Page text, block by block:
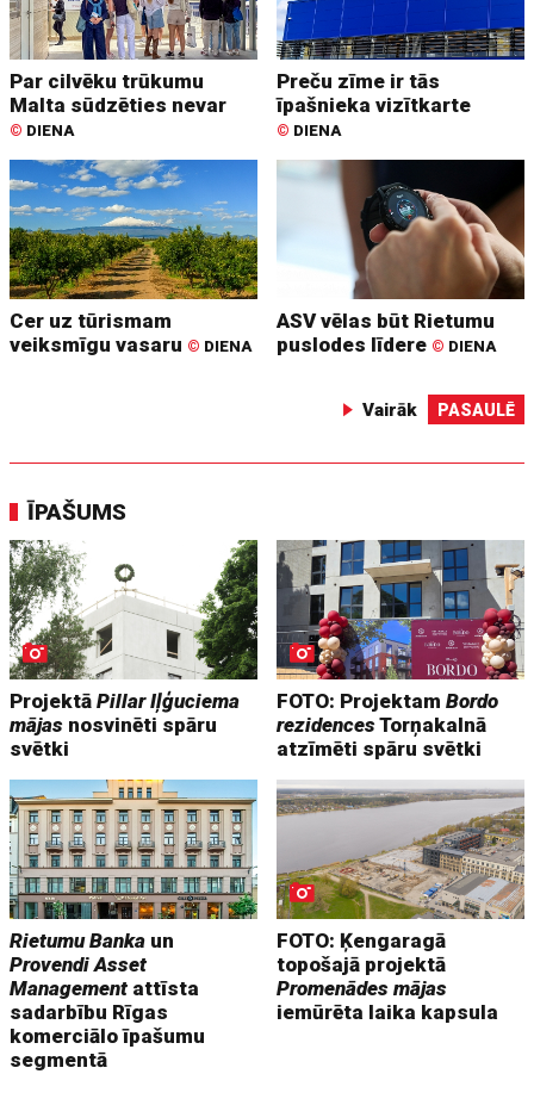
Par cilvēku trūkumu
Malta sūdzēties nevar
© DIENA
Preču zīme ir tās
īpašnieka vizītkarte
© DIENA
Cer uz tūrismam
veiksmīgu vasaru © DIENA
ASV vēlas būt Rietumu
puslodes līdere © DIENA
Vairāk PASAULĒ
ĪPAŠUMS
ProjektāPillar Iļģuciema
mājas nosvinēti spāru
svētki
FOTO: ProjektamBordo
rezidencesTorņakalnā
atzīmēti spāru svētki
Rietumu Banka un
Provendi Asset
Management attīsta
sadarbību Rīgas
komerciālo īpašumu
segmentā
FOTO: Ķengaragā
topošajā projektā
Promenādes mājas
iemūrēta laika kapsula